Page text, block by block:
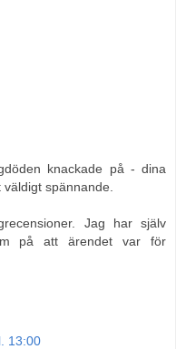
knackade på - dina
spännande.
Jag har själv
på att ärendet var för
13:00